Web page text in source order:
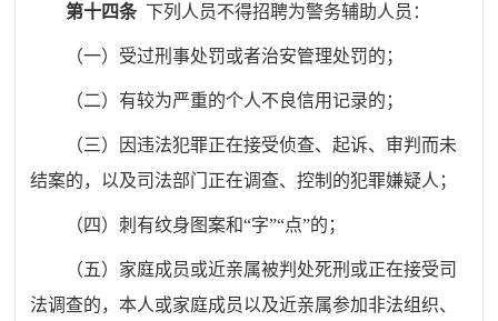
第十四条 下列人员不得招聘为警务辅助人员：
（一）受过刑事处罚或者治安管理处罚的；
（二）有较为严重的个人不良信用记录的 ；
（三）因违法犯罪正在接受侦查、起诉、审判而未
结案的，以及司法部门正在调查、控制的犯罪嫌疑人 ；
（四）刺有纹身图案和“字”“点”的；
（五）家庭成员或近亲属被判处死刑或正在接受司
法调查的，本人或家庭成员以及近亲属参加非法组织、